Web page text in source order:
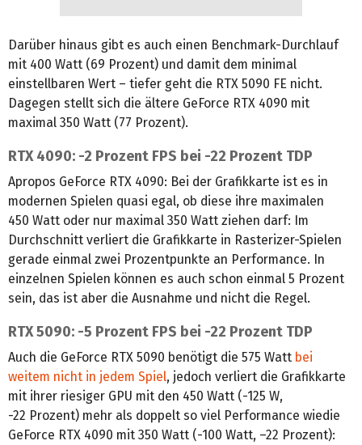
Darüber hinaus gibt es auch einen Benchmark-Durchlauf
mit 400 Watt (69 Prozent) und damit dem minimal
einstellbaren Wert – tiefer geht die RTX 5090 FE nicht.
Dagegen stellt sich die ältere GeForce RTX 4090 mit
maximal 350 Watt (77 Prozent).
RTX 4090: -2 Prozent FPS bei -22 Prozent TDP
Apropos GeForce RTX 4090: Bei der Grafikkarte ist es in
modernen Spielen quasi egal, ob diese ihre maximalen
450 Watt oder nur maximal 350 Watt ziehen darf: Im
Durchschnitt verliert die Grafikkarte in Rasterizer-Spielen
gerade einmal zwei Prozentpunkte an Performance. In
einzelnen Spielen können es auch schon einmal 5 Prozent
sein, das ist aber die Ausnahme und nicht die Regel.
RTX 5090: -5 Prozent FPS bei -22 Prozent TDP
Auch die GeForce RTX 5090 benötigt die 575 Watt bei
weitem nicht in jedem Spiel, jedoch verliert die Grafikkarte
mit ihrer riesiger GPU mit den 450 Watt (-125 W,
-22 Prozent) mehr als doppelt so viel Performance wiedie
GeForce RTX 4090 mit 350 Watt (-100 Watt, –22 Prozent):